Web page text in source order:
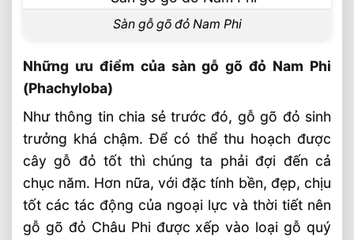
Sàn gỗ gõ đỏ Nam Phi
Những ưu điểm của sàn gỗ gõ đỏ Nam Phi
(Phachyloba)
Như thông tin chia sẻ trước đó, gỗ gõ đỏ sinh
trưởng khá chậm. Để có thể thu hoạch được
cây gỗ đỏ tốt thì chúng ta phải đợi đến cả
chục năm. Hơn nữa, với đặc tính bền, đẹp, chịu
tốt các tác động của ngoại lực và thời tiết nên
gỗ gõ đỏ Châu Phi được xếp vào loại gỗ quý